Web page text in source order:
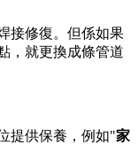
接修復。但係如果
，就更換成條管道
提供保養，例如"家